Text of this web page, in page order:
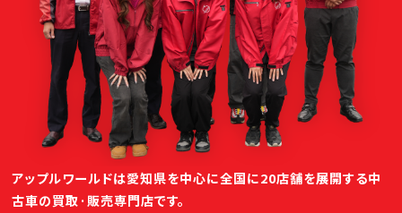
アップルワールドは愛知県を中心に全国に20店舗を展開する中
古車の買取·販売専門店です。